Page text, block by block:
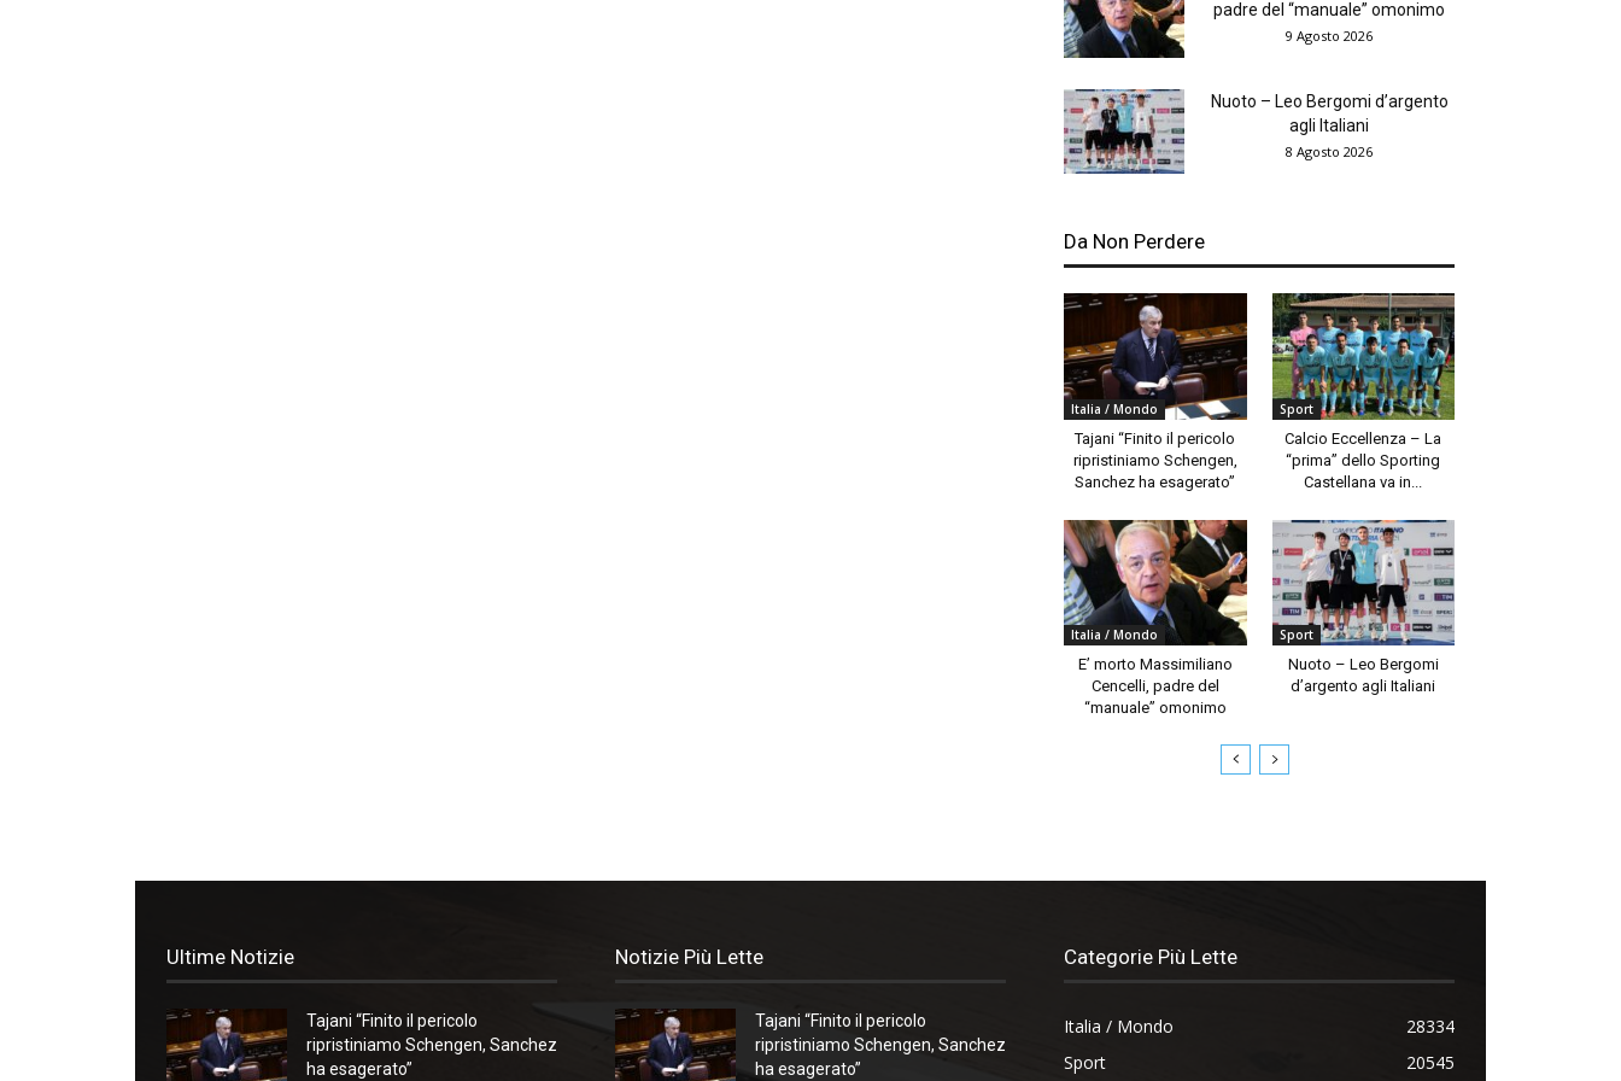
padre del “manuale” omonimo
9 Agosto 2026
Nuoto – Leo Bergomi d’argento
agli Italiani
8 Agosto 2026
Da Non Perdere
Italia / Mondo
Tajani “Finito il pericolo
ripristiniamo Schengen,
Sanchez ha esagerato”
Sport
Calcio Eccellenza – La
“prima” dello Sporting
Castellana va in...
Italia / Mondo
E’ morto Massimiliano
Cencelli, padre del
“manuale” omonimo
Sport
Nuoto – Leo Bergomi
d’argento agli Italiani
Ultime Notizie
Tajani “Finito il pericolo
ripristiniamo Schengen, Sanchez
ha esagerato”
Notizie Più Lette
Tajani “Finito il pericolo
ripristiniamo Schengen, Sanchez
ha esagerato”
Categorie Più Lette
Italia / Mondo
28334
Sport
20545